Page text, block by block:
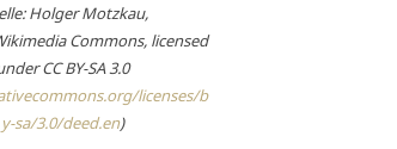
Holger Motzkau,
Commons, licensed
CC BY-SA 3.0
licenses/b
y-sa/3.0/deed.en)